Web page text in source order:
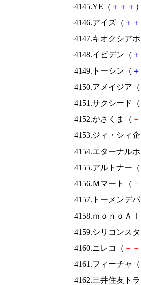
4145.YE（ ＋ ＋ ＋
4146.アイズ（ ＋ ＋
4147.キオクシア
4148.イビデン（ ＋
4149.トーシン（ ＋
4150.アメイジア（
4151.サクシード（
4152.かさくま（ －
4153.ジィ・シィ
4154.エターナル
4155.アルトナー（
4156.Ｍマート（ －
4157.トーメンデ
4158.ｍｏｎｏＡ
4159.シリコンス
4160.ニレコ（ － －
4161.フィーチャ（
4162.三井住友ト